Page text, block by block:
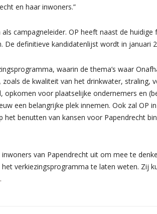
en haar inwoners.”
campagneleider. OP heeft naast de
De definitieve kandidatenlijst wordt in januari
waarin de thema’s waar
de kwaliteit van het drinkwater, straling,
opkomen voor plaatselijke ondernemers en
een belangrijke plek innemen. Ook zal OP
benutten van kansen voor Papendrecht
van Papendrecht uit om mee te
verkiezingsprogramma te laten weten. Zij
.